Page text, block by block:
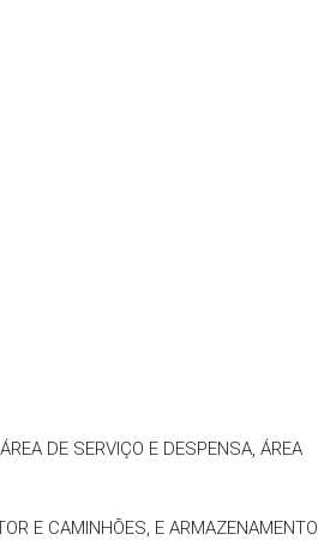
DE SERVIÇO E DESPENSA, ÁREA
E CAMINHÕES, E ARMAZENAMENTO